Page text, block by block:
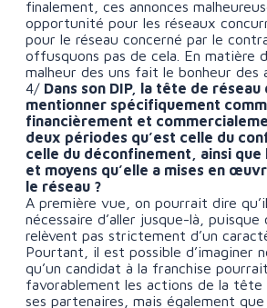
finalement, ces annonces
opportunité pour les réseaux
pour le réseau concerné par le
offusquons pas de cela. En matière
malheur des uns fait le bonheur des
4/ Dans son DIP, la tête de
mentionner spécifiquement
financièrement et
deux périodes qu’est celle du
celle du déconfinement, ainsi que
et moyens qu’elle a mises en
le réseau ?
A première vue, on pourrait dire
nécessaire d’aller jusque-là, puisque
relèvent pas strictement d’un
Pourtant, il est possible d’imaginer
qu’un candidat à la franchise
favorablement les actions de la tête
ses partenaires, mais également